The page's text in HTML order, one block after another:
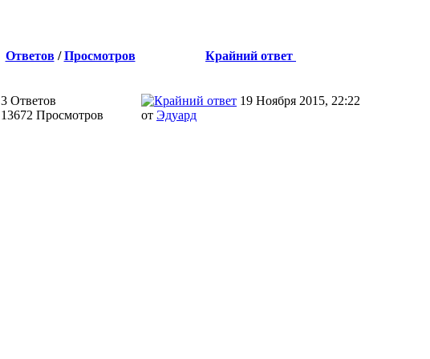
Ответов/Просмотров
Крайний ответ
3 Ответов
13672 Просмотров
19 Ноября 2015, 22:22
от Эдуард